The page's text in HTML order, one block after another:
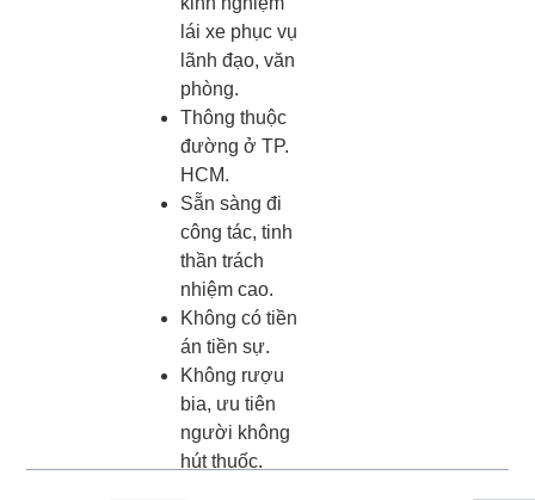
lái xe phục vụ
lãnh đạo, văn
phòng.
Thông thuộc
đường ở TP.
HCM.
Sẵn sàng đi
công tác, tinh
thần trách
nhiệm cao.
Không có tiền
án tiền sự.
Không rượu
bia, ưu tiên
người không
hút thuốc.